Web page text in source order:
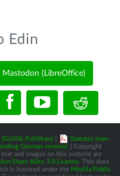
Edin
Mastodon (LibreOffice)
(Gizlilik Politikası)
Statutes (non-
German version)
| Copyright
and images on this website are
Share Alike 3.0 License. This does
is licensed under the Mozilla Public